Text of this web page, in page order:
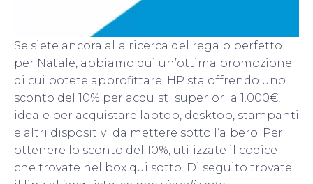
Se siete ancora alla ricerca del regalo perfetto
per Natale, abbiamo qui un’ottima promozione
di cui potete approfittare: HP sta offrendo uno
sconto del 10% per acquisti superiori a 1.000€,
ideale per acquistare laptop, desktop, stampanti
e altri dispositivi da mettere sotto l’albero. Per
ottenere lo sconto del 10%, utilizzate il codice
che trovate nel box qui sotto. Di seguito trovate